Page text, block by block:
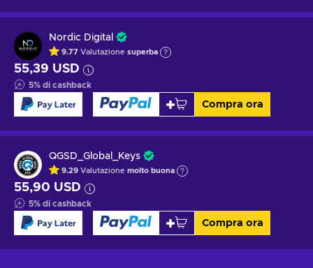
Nordic Digital
9.77 Valutazione superba
55,39 USD
5% di cashback
Compra ora
QGSD_Global_Keys
9.29 Valutazione molto buona
55,90 USD
5% di cashback
Compra ora